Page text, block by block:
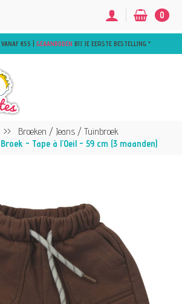
VANAF €55 | GEAANBODEN BIJ JE EERSTE BESTELLING *
0
Broeken / Jeans / Tuinbroek
Broek - Tape à l'Oeil - 59 cm (3 maanden)